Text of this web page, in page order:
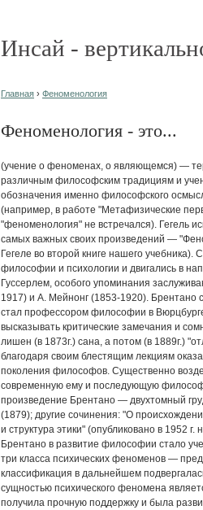
Инсай -
Главная › Феноменология
Феноменология - это...
(учение о феноменах, о являющемся) —
различным философским традициям и
обозначения именно философского
(например, в работе "Метафизические
"феноменология" не встречался). Гегель
самых важных своих произведений —
Гегеле во второй книге нашего
философии и психологии и двигались в
Гуссерлем, особого упоминания
1917) и А. Мейнонг (1853-1920). Брентано
стал профессором философии в
высказывать критические замечания и
лишен (в 1873г.) сана, а потом (в 1889г.)
благодаря своим блестящим лекциям
поколения философов. Существенно
современную ему и последующую
произведение Брентано — двухтомный
(1879); другие сочинения: "О
и структура этики" (опубликовано в 1952
Брентано в развитие философии стало
три класса психических феноменов —
классификация в дальнейшем
сущностью психического феномена
получила прочную поддержку и была